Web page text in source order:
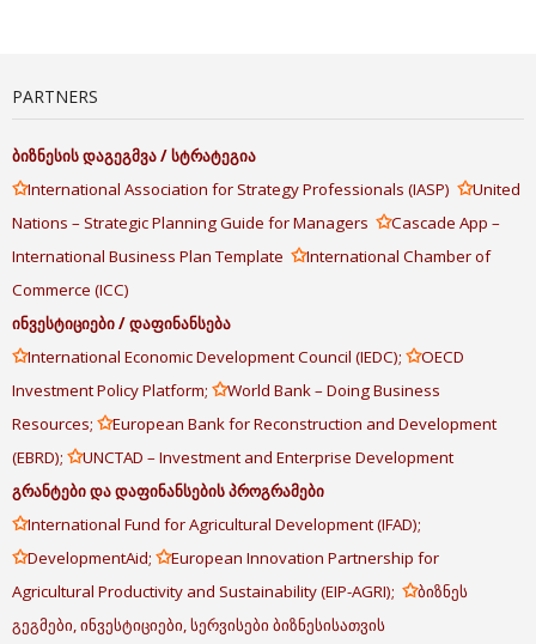
PARTNERS
ბიზნესისდაგეგმვა/სტრატეგია
✩International Association for Strategy Professionals (IASP) ✩United
Nations – Strategic Planning Guide for Managers ✩Cascade App –
International Business Plan Template ✩International Chamber of
Commerce (ICC)
ინვესტიციები/დაფინანსება
✩International Economic Development Council (IEDC); ✩OECD
Investment Policy Platform; ✩World Bank – Doing Business
Resources; ✩European Bank for Reconstruction and Development
(EBRD); ✩UNCTAD – Investment and Enterprise Development
გრანტებიდადაფინანსებისპროგრამები
✩International Fund for Agricultural Development (IFAD);
✩DevelopmentAid; ✩European Innovation Partnership for
Agricultural Productivity and Sustainability (EIP-AGRI); ✩ბიზნეს
გეგმები, ინვესტიციები, სერვისები ბიზნესისათვის